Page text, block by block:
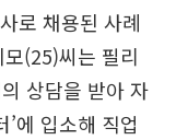
로 채용된 사례
(25)씨는 필리
상담을 받아 자
에 입소해 직업